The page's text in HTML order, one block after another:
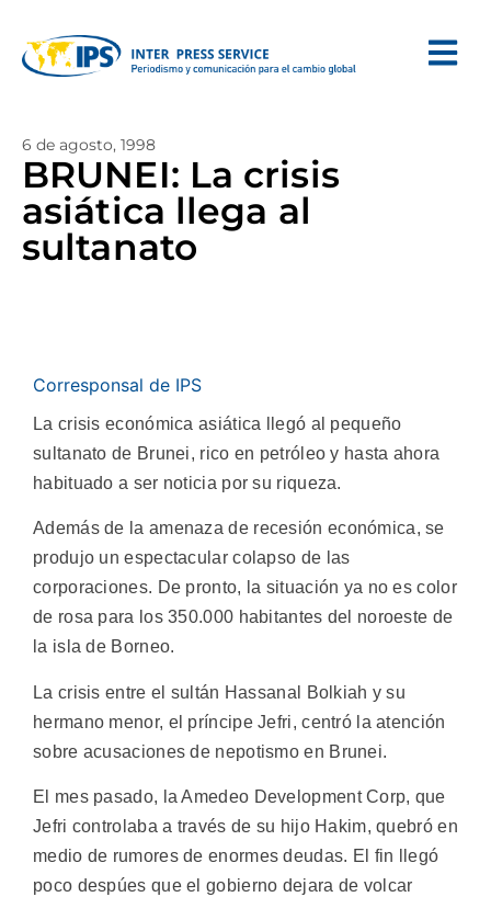
6 de agosto, 1998
BRUNEI: La crisis
asiática llega al
sultanato
Corresponsal de IPS
La crisis económica asiática llegó al pequeño
sultanato de Brunei, rico en petróleo y hasta ahora
habituado a ser noticia por su riqueza.
Además de la amenaza de recesión económica, se
produjo un espectacular colapso de las
corporaciones. De pronto, la situación ya no es color
de rosa para los 350.000 habitantes del noroeste de
la isla de Borneo.
La crisis entre el sultán Hassanal Bolkiah y su
hermano menor, el príncipe Jefri, centró la atención
sobre acusaciones de nepotismo en Brunei.
El mes pasado, la Amedeo Development Corp, que
Jefri controlaba a través de su hijo Hakim, quebró en
medio de rumores de enormes deudas. El fin llegó
poco despúes que el gobierno dejara de volcar